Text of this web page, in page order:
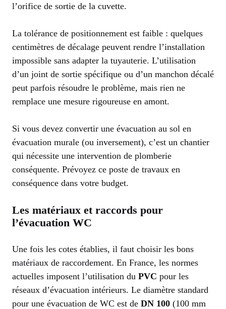
l’orifice de sortie de la cuvette.
La tolérance de positionnement est faible : quelques
centimètres de décalage peuvent rendre l’installation
impossible sans adapter la tuyauterie. L’utilisation
d’un joint de sortie spécifique ou d’un manchon décalé
peut parfois résoudre le problème, mais rien ne
remplace une mesure rigoureuse en amont.
Si vous devez convertir une évacuation au sol en
évacuation murale (ou inversement), c’est un chantier
qui nécessite une intervention de plomberie
conséquente. Prévoyez ce poste de travaux en
conséquence dans votre budget.
Les matériaux et raccords pour
l’évacuation WC
Une fois les cotes établies, il faut choisir les bons
matériaux de raccordement. En France, les normes
actuelles imposent l’utilisation du PVC pour les
réseaux d’évacuation intérieurs. Le diamètre standard
pour une évacuation de WC est de DN 100 (100 mm